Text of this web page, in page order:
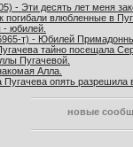
- Эти десять лет меня
влюбленные в
юбилей.
т) - Юбилей
тайно посещала
Пугачевой.
Алла.
опять разрешила
новые